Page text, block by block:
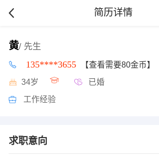
简历详情
黄/ 先生
135****3655 【查看需要80金币】
34岁 已婚
工作经验
求职意向